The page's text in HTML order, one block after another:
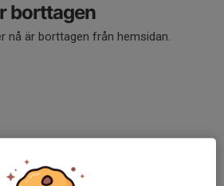
borttagen
nå är borttagen från hemsidan.